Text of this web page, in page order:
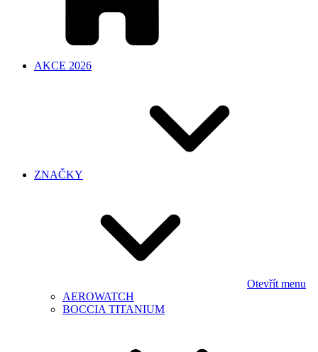
AKCE 2026
ZNAČKY
Otevřít menu
AEROWATCH
BOCCIA TITANIUM